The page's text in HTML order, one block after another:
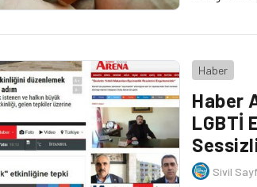
Haber
Haber
LGBTİ
Sivil